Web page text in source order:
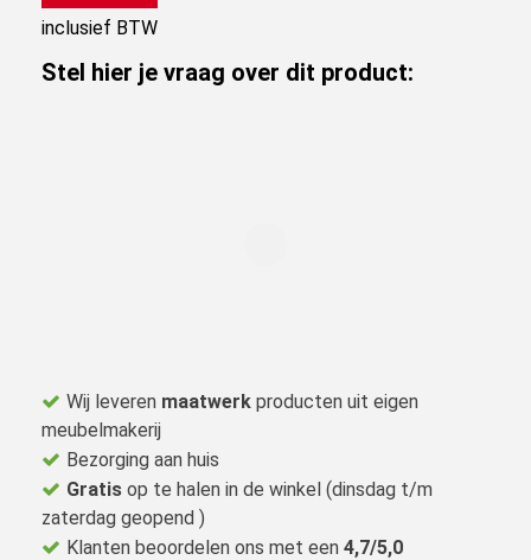
inclusief BTW
Stel hier je vraag over dit product:
Wij leveren maatwerk producten uit eigen
meubelmakerij
Bezorging aan huis
Gratis op te halen in de winkel (dinsdag t/m
zaterdag geopend )
Klanten beoordelen ons met een 4,7/5,0